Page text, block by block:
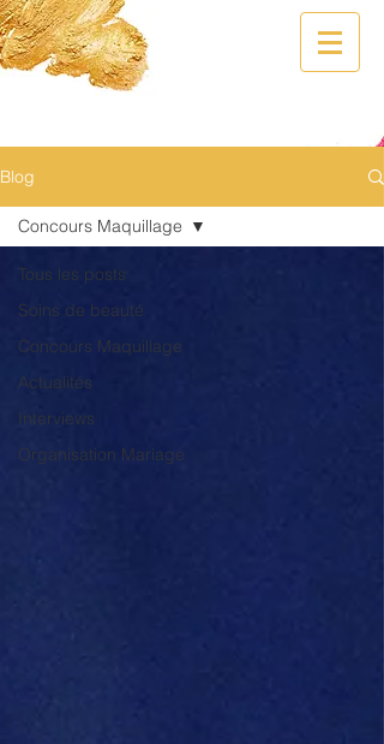
Blog
Tous les posts
Soins de beauté
Concours Maquillage
Actualités
Interviews
Organisation Mariage
Concours Maquillage